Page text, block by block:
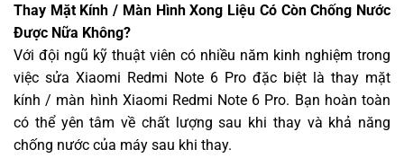
Thay Mặt Kính / Màn Hình Xong Liệu Có Còn Chống Nước
Được Nữa Không?
Với đội ngũ kỹ thuật viên có nhiều năm kinh nghiệm trong
việc sửa Xiaomi Redmi Note 6 Pro đặc biệt là thay mặt
kính / màn hình Xiaomi Redmi Note 6 Pro. Bạn hoàn toàn
có thể yên tâm về chất lượng sau khi thay và khả năng
chống nước của máy sau khi thay.